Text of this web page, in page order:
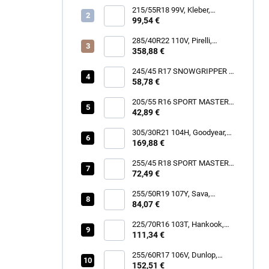
215/55R18 99V, Kleber,
DYNAXER HP5 SUV
99,54 €
285/40R22 110V, Pirelli,
SCORPION ZERO ALL
358,88 €
245/45 R17 SNOWGRIPPER I
58,78 €
205/55 R16 SPORT MASTER
[91] V
42,89 €
305/30R21 104H, Goodyear,
EAGLE TOURING
169,88 €
255/45 R18 SPORT MASTER
72,49 €
255/50R19 107Y, Sava,
INTENSA SUV 2
84,07 €
225/70R16 103T, Hankook,
RF11 DYNAPRO AT2
111,34 €
255/60R17 106V, Dunlop,
SPORT RESPONSE
152,51 €